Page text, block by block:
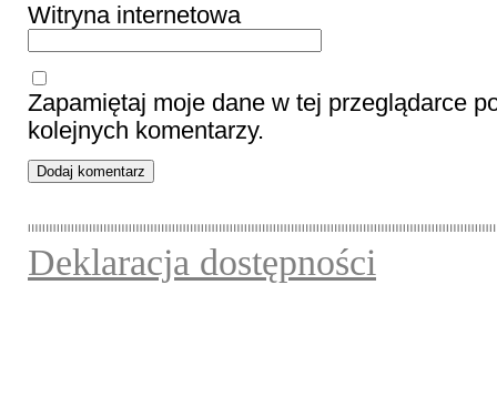
Witryna internetowa
Zapamiętaj moje dane w tej przeglądarce
kolejnych komentarzy.
Deklaracja dostępności